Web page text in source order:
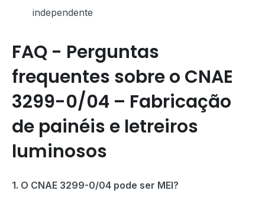
independente
FAQ - Perguntas
frequentes sobre o CNAE
3299-0/04 – Fabricação
de painéis e letreiros
luminosos
1. O CNAE 3299-0/04 pode ser MEI?